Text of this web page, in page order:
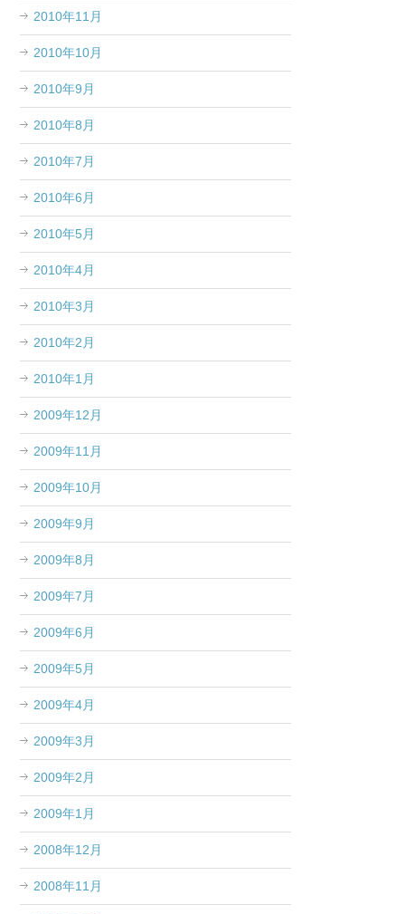
2010年11月
2010年10月
2010年9月
2010年8月
2010年7月
2010年6月
2010年5月
2010年4月
2010年3月
2010年2月
2010年1月
2009年12月
2009年11月
2009年10月
2009年9月
2009年8月
2009年7月
2009年6月
2009年5月
2009年4月
2009年3月
2009年2月
2009年1月
2008年12月
2008年11月